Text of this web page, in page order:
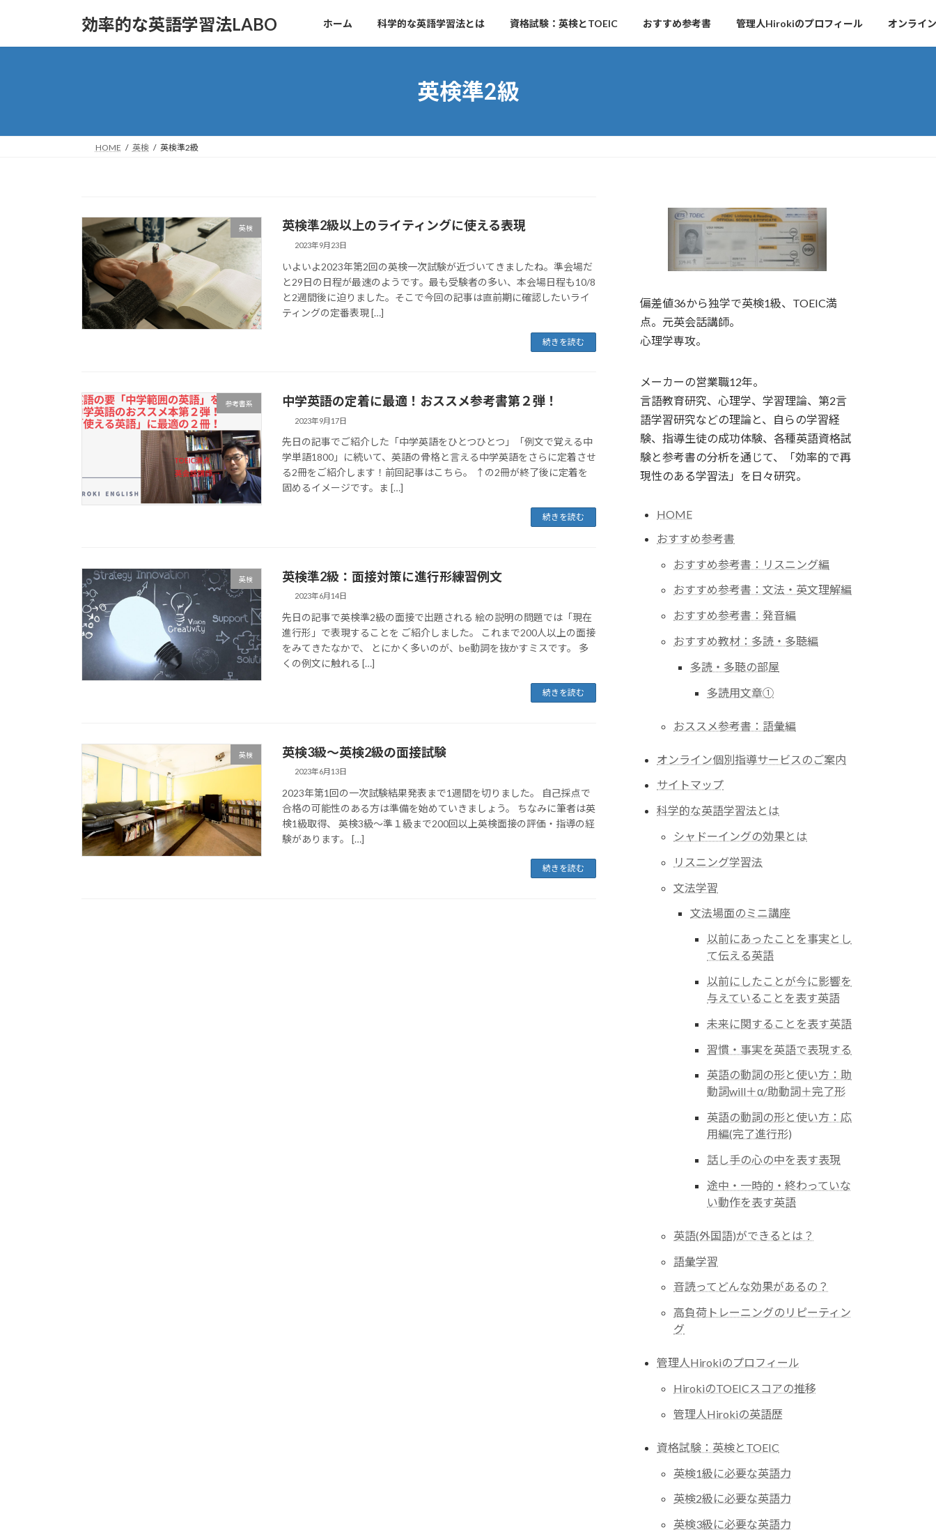
効率的な英語学習法LABO ホーム 科学的な英語学習法とは 資格試験：英検とTOEIC おすすめ参考書 管理人Hirokiのプロフィール オンライ
英検準2級
HOME 英検 英検準2級
英検 英検準2級以上のライティングに使える表現
2023年9月23日
いよいよ2023年第2回の英検一次試験が近づいてきましたね。準会場だ
と29日の日程が最速のようです。最も受験者の多い、本会場日程も10/8
と2週間後に迫りました。そこで今回の記事は直前期に確認したいライ
ティングの定番表現 […]
続きを読む
参考書系 中学英語の定着に最適！おススメ参考書第２弾！
2023年9月17日
先日の記事でご紹介した「中学英語をひとつひとつ」「例文で覚える中
学単語1800」に続いて、英語の骨格と言える中学英語をさらに定着させ
る2冊をご紹介します！前回記事はこちら。 ↑の2冊が終了後に定着を
固めるイメージです。ま […]
続きを読む
英検 英検準2級：面接対策に進行形練習例文
2023年6月14日
先日の記事で英検準2級の面接で出題される 絵の説明の問題では「現在
進行形」で表現することを ご紹介しました。 これまで200人以上の面接
をみてきたなかで、 とにかく多いのが、be動詞を抜かすミスです。 多
くの例文に触れる […]
続きを読む
英検 英検3級～英検2級の面接試験
2023年6月13日
2023年第1回の一次試験結果発表まで1週間を切りました。 自己採点で
合格の可能性のある方は準備を始めていきましょう。 ちなみに筆者は英
検1級取得、 英検3級～準１級まで200回以上英検面接の評価・指導の経
験があります。 […]
続きを読む
偏差値36から独学で英検1級、TOEIC満
点。元英会話講師。
心理学専攻。
メーカーの営業職12年。
言語教育研究、心理学、学習理論、第2言
語学習研究などの理論と、自らの学習経
験、指導生徒の成功体験、各種英語資格試
験と参考書の分析を通じて、「効率的で再
現性のある学習法」を日々研究。
HOME
おすすめ参考書
おすすめ参考書：リスニング編
おすすめ参考書：文法・英文理解編
おすすめ参考書：発音編
おすすめ教材：多読・多聴編
多読・多聴の部屋
多読用文章①
おススメ参考書：語彙編
オンライン個別指導サービスのご案内
サイトマップ
科学的な英語学習法とは
シャドーイングの効果とは
リスニング学習法
文法学習
文法場面のミニ講座
以前にあったことを事実とし
て伝える英語
以前にしたことが今に影響を
与えていることを表す英語
未来に関することを表す英語
習慣・事実を英語で表現する
英語の動詞の形と使い方：助
動詞will＋α/助動詞＋完了形
英語の動詞の形と使い方：応
用編(完了進行形)
話し手の心の中を表す表現
途中・一時的・終わっていな
い動作を表す英語
英語(外国語)ができるとは？
語彙学習
音読ってどんな効果があるの？
高負荷トレーニングのリピーティン
グ
管理人Hirokiのプロフィール
HirokiのTOEICスコアの推移
管理人Hirokiの英語歴
資格試験：英検とTOEIC
英検1級に必要な英語力
英検2級に必要な英語力
英検3級に必要な英語力